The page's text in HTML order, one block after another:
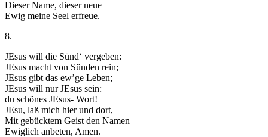
Dieser Name, dieser neue
Ewig meine Seel erfreue.
8.
JEsus will die Sünd‘ vergeben:
JEsus macht von Sünden rein;
JEsus gibt das ew’ge Leben;
JEsus will nur JEsus sein:
du schönes JEsus- Wort!
JEsu, laß mich hier und dort,
Mit gebücktem Geist den Namen
Ewiglich anbeten, Amen.